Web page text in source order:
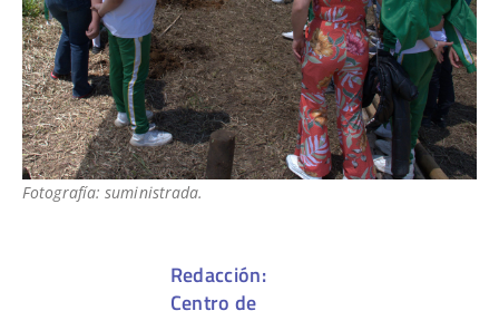
Fotografía: suministrada.
Redacción:
Centro de